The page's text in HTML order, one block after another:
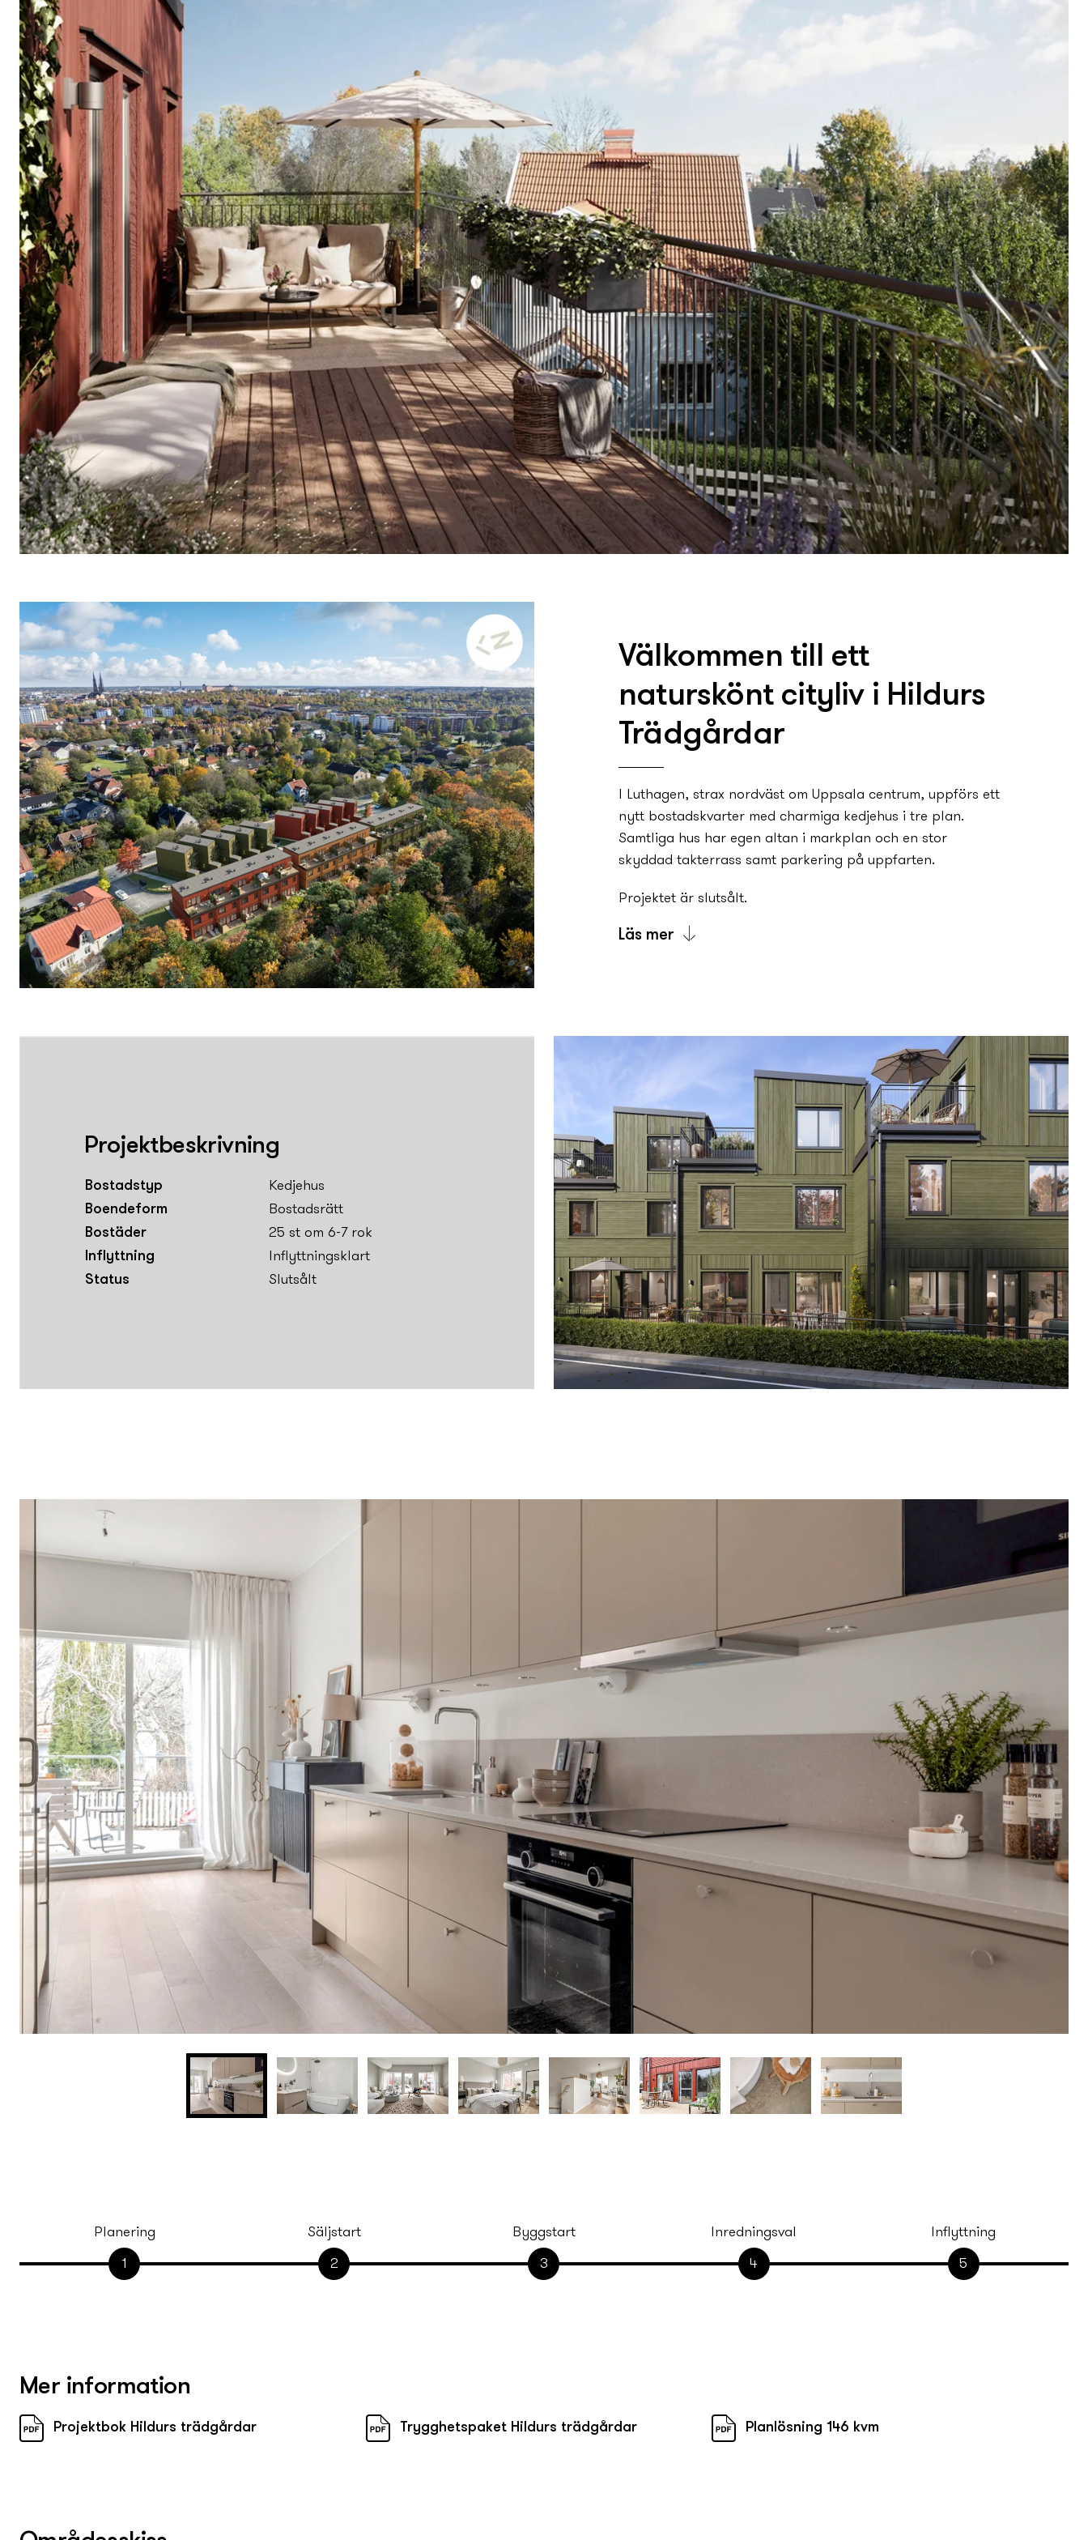
Välkommen till ett
naturskönt cityliv i Hildurs
Trädgårdar
I Luthagen, strax nordväst om Uppsala centrum, uppförs ett
ny­tt bostadskvarter med charmiga kedjehus i tre plan.
Samtliga hus har egen altan i markplan och en stor
skyddad takterrass samt parkering på uppfarten.
Projektet är slutsålt.
Läs mer
umgänge. Både takterrass och uteplats ökar möjligheten till
måltider under bar himmel.
I Hildurs Trädgårdar finns förutsättningar att njuta av livets
goda. Här behöver du inte lägga tid på renovering eller
skötsel av villaträdgården, men kan ändå njuta av
grillkvällar och morgonkaffe i det fria. Skola och förskola
finns på gångavstånd, liksom Stabbyskogens vackra natur-
och rekreationsområden.
Projektbeskrivning
Bostadstyp
Kedjehus
Boendeform
Bostadsrätt
Bostäder
25 st om 6-7 rok
Inflyttning
Inflyttningsklart
Status
Slutsålt
Planering
1
Säljstart
2
Byggstart
3
Inrednings­val
4
Inflyttning
5
Mer information
Projektbok Hildurs trädgårdar Trygghets­paket Hildurs trädgårdar Planlösning 146 kvm